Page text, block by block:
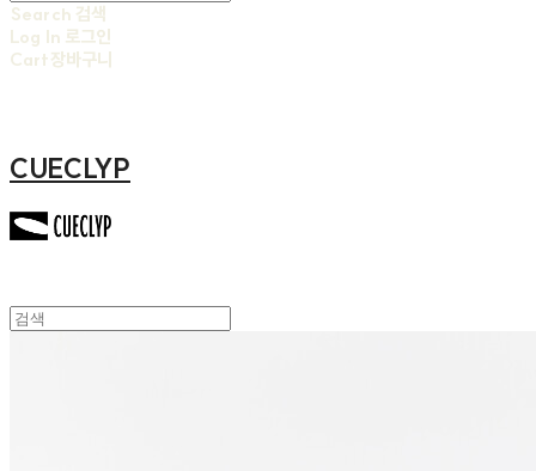
Search 검색
Log In 로그인
Cart장바구니
CUECLYP